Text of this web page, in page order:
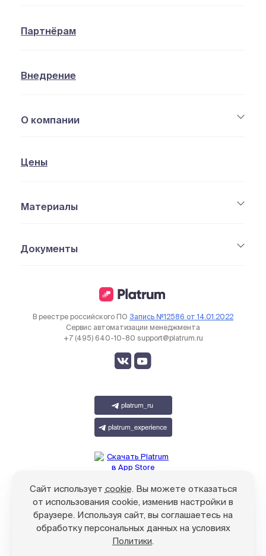
Сайт использует cookie. Вы можете отказаться
от использования cookie, изменив настройки в
браузере. Используя сайт, вы соглашаетесь на
обработку персональных данных на условиях
Политики.
В реестре российского ПО Запись №12586 от 14.01.2022
Сервис автоматизации менеджмента
+7 (495) 640-10-80 support@platrum.ru
Партнёрам
Внедрение
Цены
Материалы
Документы
О компании